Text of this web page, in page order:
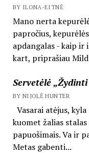
BY ILONA-EITNĖ
Mano nerta
papročius,
apdangalas - kaip ir
kart, priprašiau
Servetėlė „Žydinti
BY NIJOLĖ HUNTER
Vasarai atėjus,
kuomet žalias
papuošimais. Va ir
Metas gabenti...